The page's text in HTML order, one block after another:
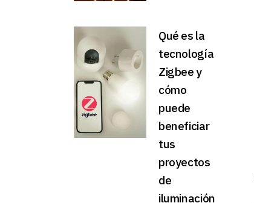
Qué es la
tecnología
Zigbee y
cómo
puede
beneficiar
tus
proyectos
de
iluminación